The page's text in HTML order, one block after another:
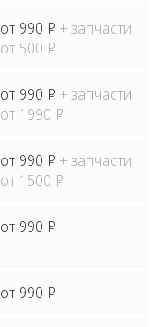
от 990 P + запчасти
от 500 P
от 990 P + запчасти
от 1990 P
от 990 P + запчасти
от 1500 P
от 990 P
от 990 P